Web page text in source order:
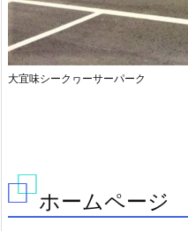
大宜味シークヮーサーパーク
ホームページ